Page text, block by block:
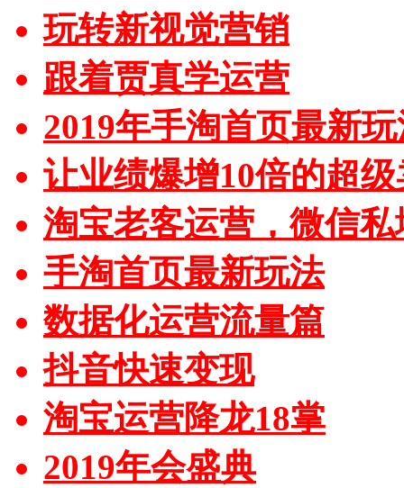
玩转新视觉营销
跟着贾真学运营
2019年手淘首页最新
让业绩爆增10倍的超
淘宝老客运营，微信私
手淘首页最新玩法
数据化运营流量篇
抖音快速变现
淘宝运营降龙18掌
2019年会盛典